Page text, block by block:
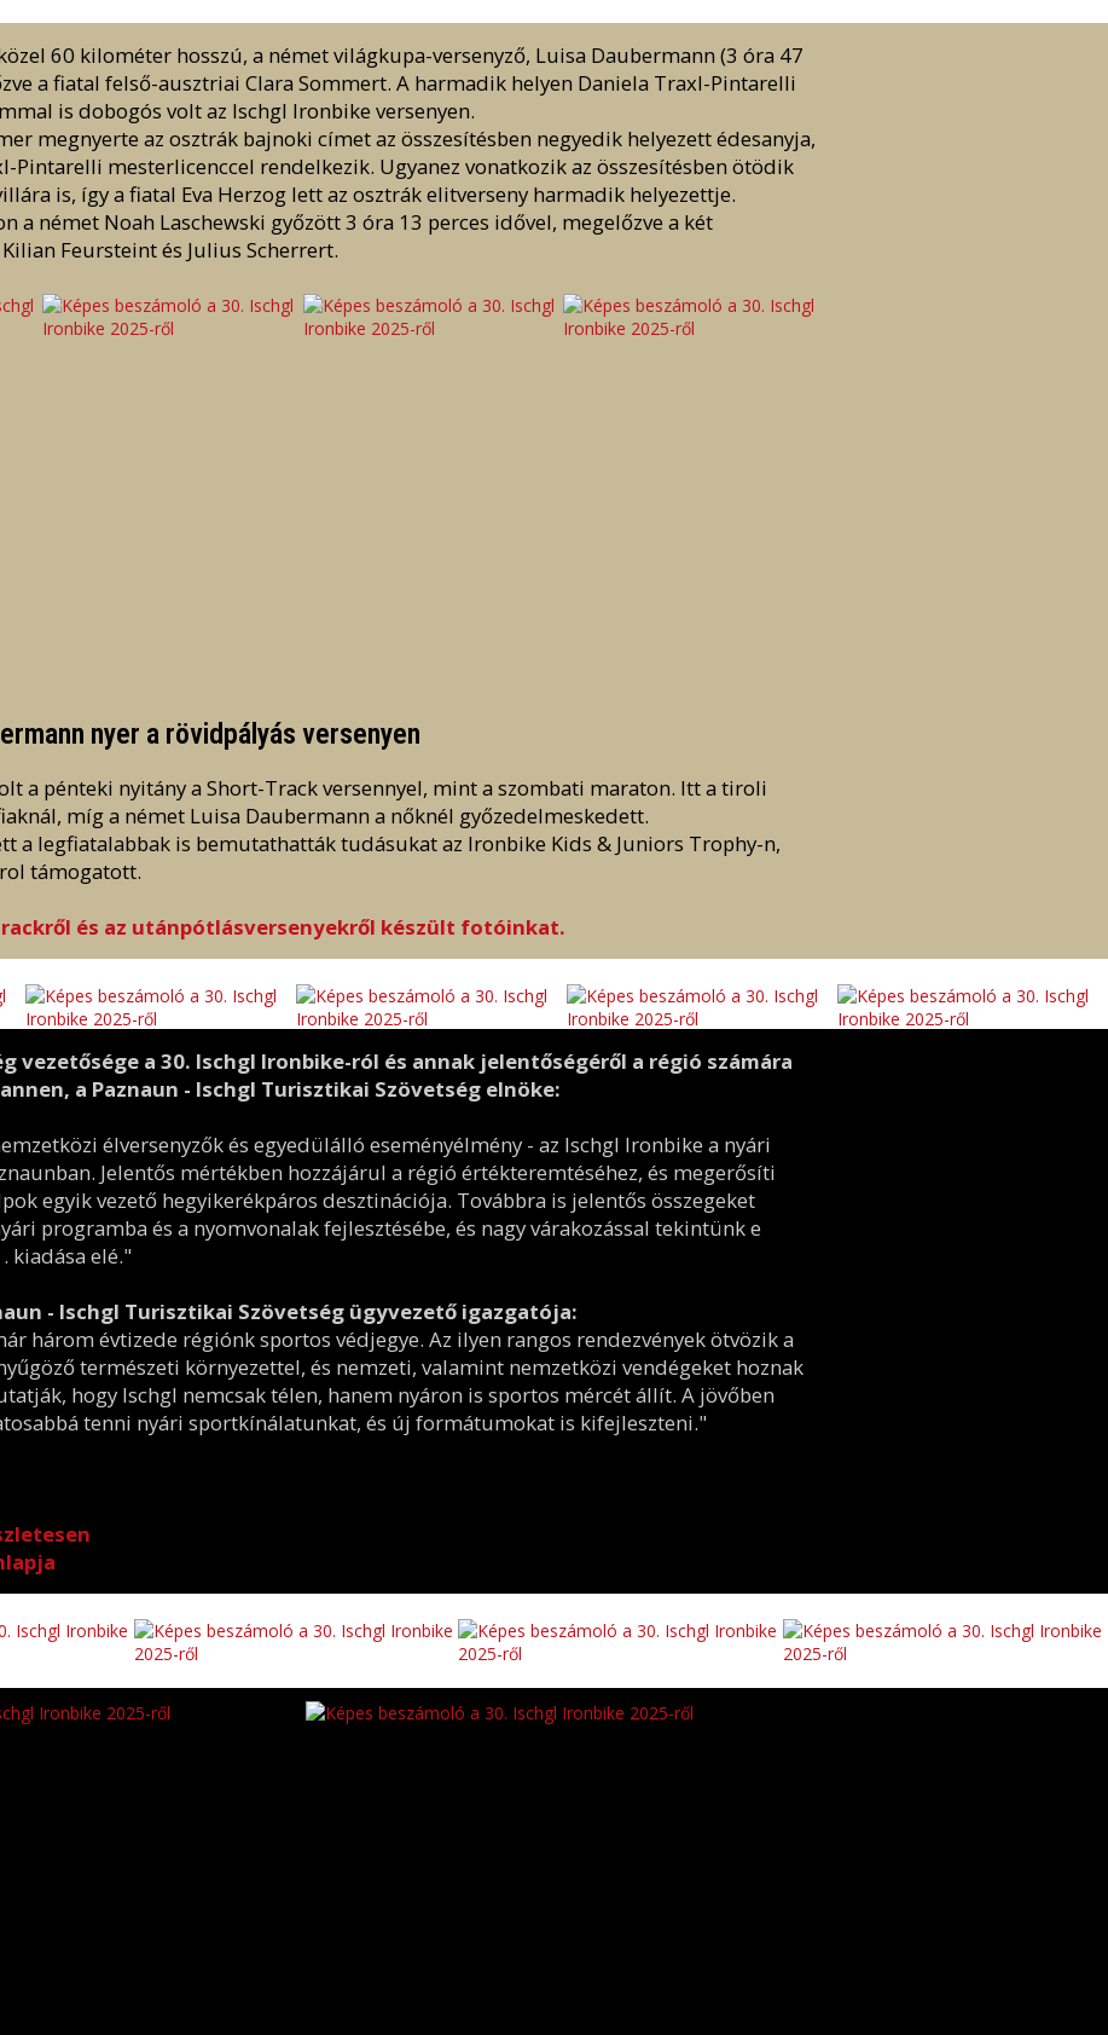
60 kilométer hosszú, a német világkupa-versenyző, Luisa Daubermann (3 óra 47
a fiatal felső-ausztriai Clara Sommert. A harmadik helyen Daniela Traxl-Pintarelli
is dobogós volt az Ischgl Ironbike versenyen.
megnyerte az osztrák bajnoki címet az összesítésben negyedik helyezett édesanyja,
Pintarelli mesterlicenccel rendelkezik. Ugyanez vonatkozik az összesítésben ötödik
is, így a fiatal Eva Herzog lett az osztrák elitverseny harmadik helyezettje.
a német Noah Laschewski győzött 3 óra 13 perces idővel, megelőzve a két
Feursteint és Julius Scherrert.
nyer a rövidpályás versenyen
a pénteki nyitány a Short-Track versennyel, mint a szombati maraton. Itt a tiroli
míg a német Luisa Daubermann a nőknél győzedelmeskedett.
a legfiatalabbak is bemutathatták tudásukat az Ironbike Kids & Juniors Trophy-n,
támogatott.
és az utánpótlásversenyekről készült fotóinkat.
vezetősége a 30. Ischgl Ironbike-ról és annak jelentőségéről a régió számára
a Paznaun - Ischgl Turisztikai Szövetség elnöke:
élversenyzők és egyedülálló eseményélmény - az Ischgl Ironbike a nyári
Jelentős mértékben hozzájárul a régió értékteremtéséhez, és megerősíti
egyik vezető hegyikerékpáros desztinációja. Továbbra is jelentős összegeket
programba és a nyomvonalak fejlesztésébe, és nagy várakozással tekintünk e
kiadása elé."
- Ischgl Turisztikai Szövetség ügyvezető igazgatója:
három évtizede régiónk sportos védjegye. Az ilyen rangos rendezvények ötvözik a
természeti környezettel, és nemzeti, valamint nemzetközi vendégeket hoznak
hogy Ischgl nemcsak télen, hanem nyáron is sportos mércét állít. A jövőben
tenni nyári sportkínálatunkat, és új formátumokat is kifejleszteni."